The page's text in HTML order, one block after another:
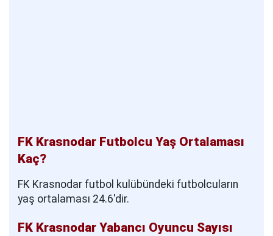
FK Krasnodar Futbolcu Yaş Ortalaması
Kaç?
FK Krasnodar futbol kulübündeki futbolcuların
yaş ortalaması 24.6'dir.
FK Krasnodar Yabancı Oyuncu Sayısı